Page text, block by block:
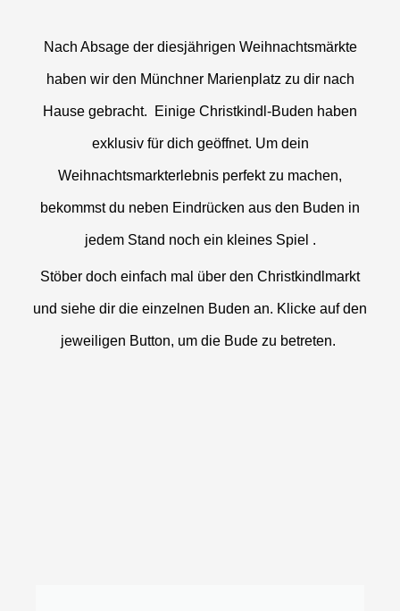
Nach Absage der diesjährigen Weihnachtsmärkte
haben wir den Münchner Marienplatz zu dir nach
Hause gebracht. Einige Christkindl-Buden haben
exklusiv für dich geöffnet. Um dein
Weihnachtsmarkterlebnis perfekt zu machen,
bekommst du neben Eindrücken aus den Buden in
jedem Stand noch ein kleines Spiel .
Stöber doch einfach mal über den Christkindlmarkt
und siehe dir die einzelnen Buden an. Klicke auf den
jeweiligen Button, um die Bude zu betreten.